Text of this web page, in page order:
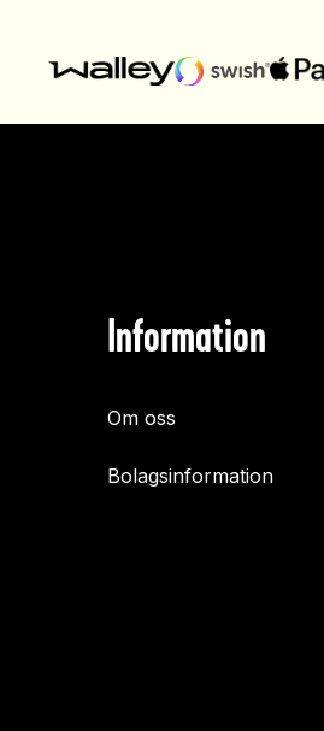
Information
Om oss
Bolagsinformation